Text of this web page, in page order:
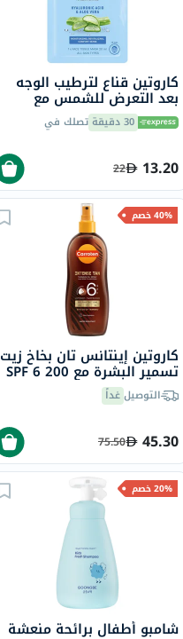
كاروتين قناع لترطيب الوجه
بعد التعرض للشمس مع
حمض الهيالورونيك والصبار
20 مل 30 دقيقة تصلك في
13.20
22
40% خصم
كاروتين إينتانس تان بخاخ زيت
تسمير البشرة مع SPF 6 200
ملالتوصيلغداً
45.30
75.50
20% خصم
شامبو أطفال برائحة منعشة